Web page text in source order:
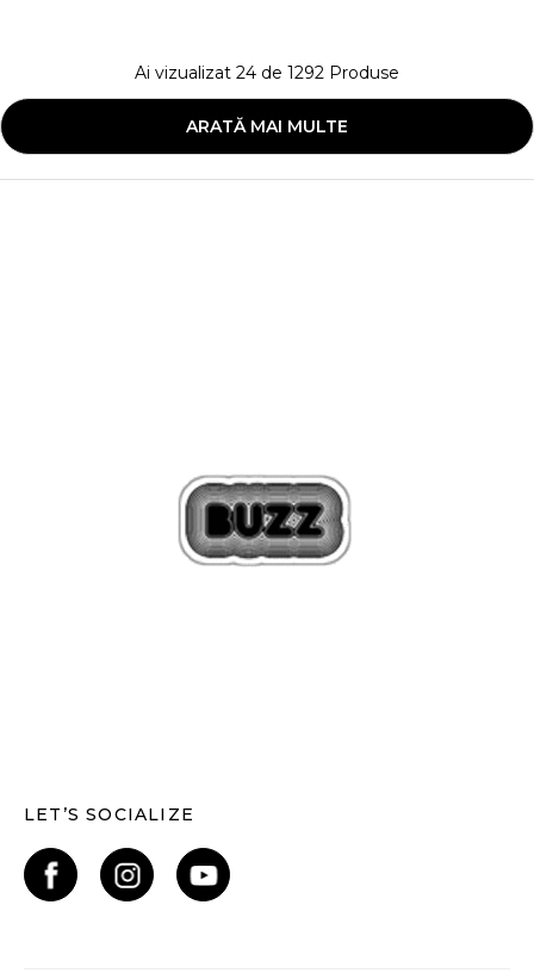
Ai vizualizat 24 de 1292 Produse
ARATĂ MAI MULTE
LET’S SOCIALIZE